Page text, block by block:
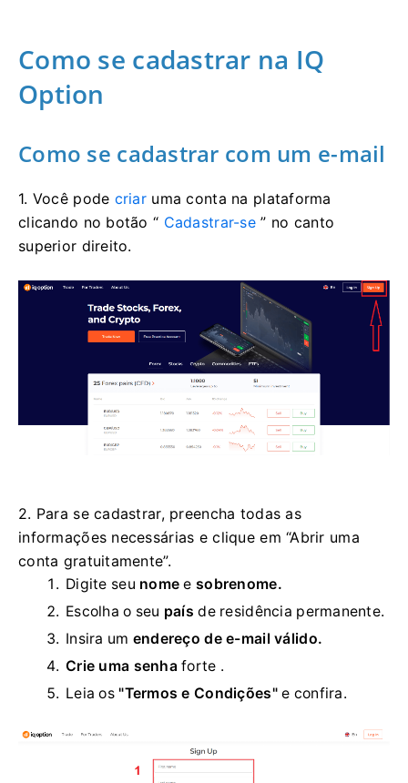
Como se cadastrar na IQ
Option
Como se cadastrar com um e-mail
1. Você pode criar uma conta na plataforma
clicando no botão “ Cadastrar-se” no canto
superior direito.
2. Para se cadastrar, preencha todas as
informações necessárias e clique em “Abrir uma
conta gratuitamente”.
Digite seu nome esobrenome.
Escolha o seu país de residência permanente.
Insira um endereço de e-mail válido.
Crie uma senha forte .
Leia os"Termos e Condições"e confira.